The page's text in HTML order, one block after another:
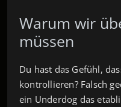
Warum wir
müssen
Du hast das Gefühl,
kontrollieren? Falsch
ein Underdog das